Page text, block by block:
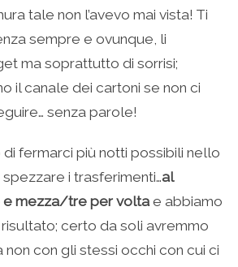
tale non l’avevo mai vista! Ti
sempre e ovunque, li
ma soprattutto di sorrisi;
il canale dei cartoni se non ci
senza parole!
fermarci più notti possibili nello
i trasferimenti…al
e mezza/tre per voltae abbiamo
certo da soli avremmo
non con gli stessi occhi con cui ci